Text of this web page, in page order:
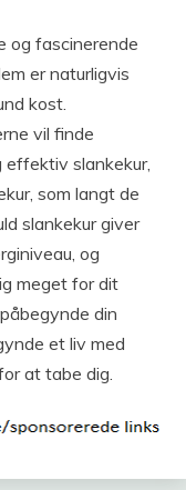
og fascinerende
er naturligvis
kost.
vil finde
effektiv slankekur,
som langt de
slankekur giver
og
meget for dit
din
et liv med
at tabe dig.